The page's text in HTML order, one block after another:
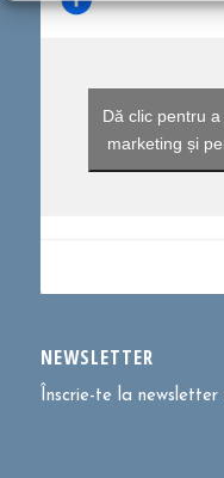
Dă clic pentru
marketing și
NEWSLETTER
Înscrie-te la newsletter